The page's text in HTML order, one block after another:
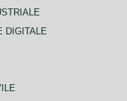
DIGITALE